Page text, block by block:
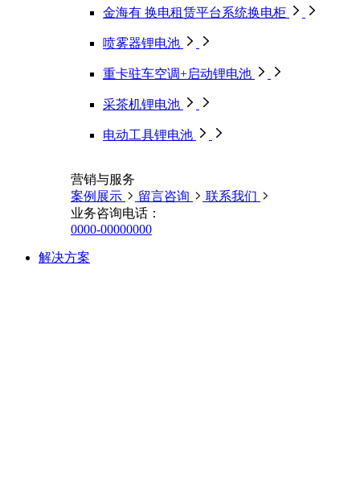
金海有 换电租赁平台系统换电柜
喷雾器锂电池
重卡驻车空调+启动锂电池
采茶机锂电池
电动工具锂电池
营销与服务
案例展示
留言咨询
联系我们
业务咨询电话：
0000-00000000
解决方案